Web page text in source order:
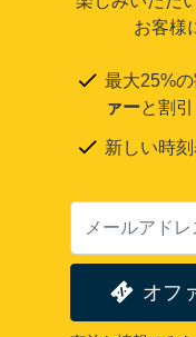
お客様
最大25%
ァーと割引
新しい時
オフ